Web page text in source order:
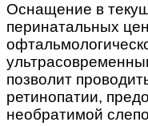
Оснащение в
перинатальных
позволит
ретинопатии,
необратимой